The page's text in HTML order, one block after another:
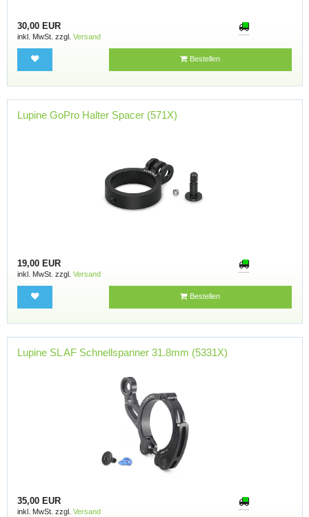
30,00 EUR
inkl. MwSt. zzgl. Versand
Bestellen
Lupine GoPro Halter Spacer (571X)
19,00 EUR
inkl. MwSt. zzgl. Versand
Bestellen
Lupine SL AF Schnellspanner 31.8mm (5331X)
35,00 EUR
inkl. MwSt. zzgl. Versand